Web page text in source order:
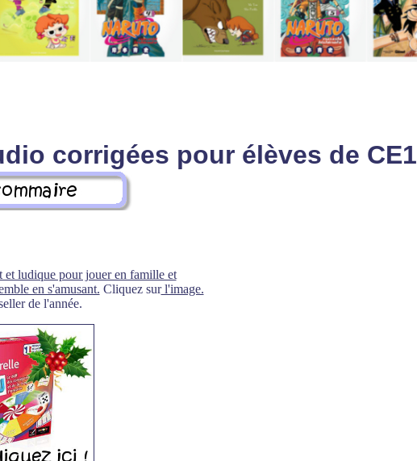
corrigées pour élèves de CE1
et ludique pour jouer en famille et
en s'amusant. Cliquez surl'image.
de l'année.